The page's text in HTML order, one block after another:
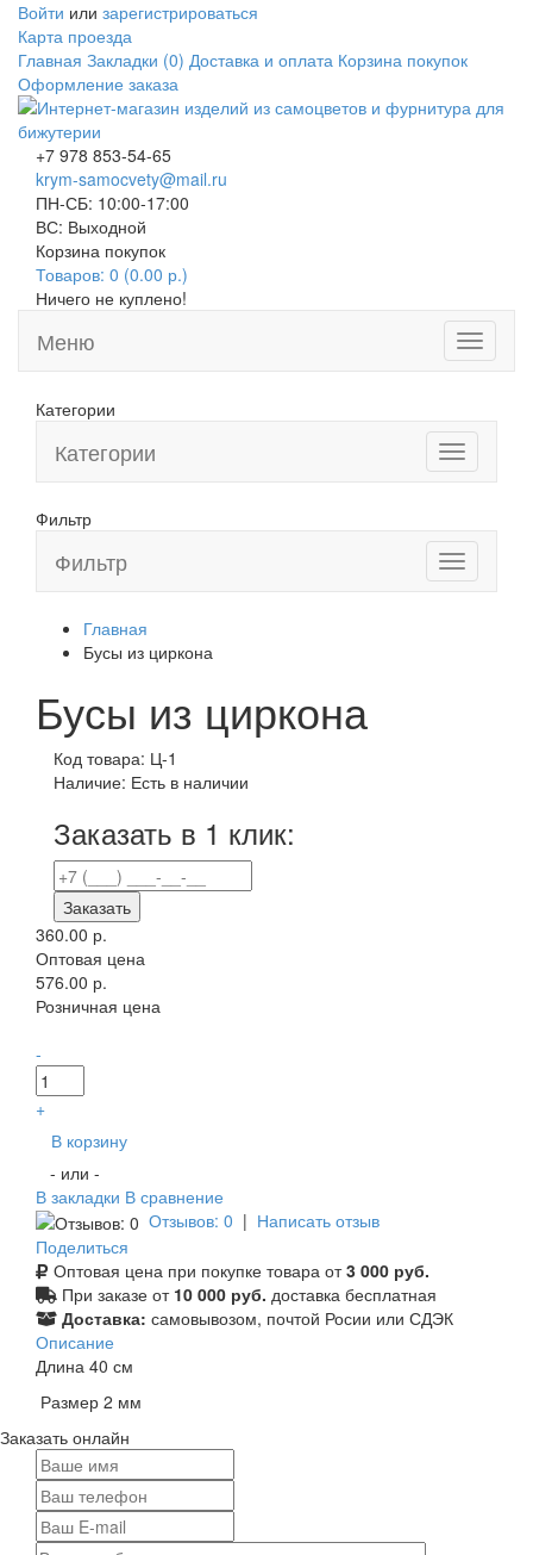
Войти или зарегистрироваться
Карта проезда
Главная Закладки (0) Доставка и оплата Корзина покупок
Оформление заказа
+7 978 853-54-65
krym-samocvety@mail.ru
ПН-СБ: 10:00-17:00
ВС: Выходной
Корзина покупок
Товаров: 0 (0.00 р.)
Ничего не куплено!
Toggle
Меню
Категории
Toggle
navigation
Категории
Фильтр
Toggle
navigation
Фильтр
Главная
Бусы из циркона
Бусы из циркона
Код товара: Ц-1
Наличие: Есть в наличии
Заказать в 1 клик:
Заказать
360.00 р.
Оптовая цена
576.00 р.
Розничная цена
-
+
В корзину
- или -
В закладки В сравнение
Отзывов: 0 | Написать отзыв
Поделиться
Оптовая цена при покупке товара от3 000 руб.
При заказе от 10 000 руб. доставка бесплатная
Доставка: самовывозом, почтой Росии или СДЭК
Описание
Длина 40 см
Размер 2 мм
Заказать онлайн